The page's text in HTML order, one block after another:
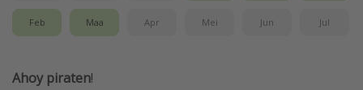
Feb Maa Apr Mei Jun Jul
Ahoy piraten!